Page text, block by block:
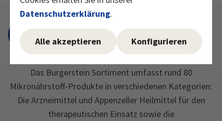
Datenschutzerklärung.
Alle akzeptieren Konfigurieren
Das Burgerstein Sortiment umfasst rund 80
Mikronährstoff-Produkte in verschiedenen Kategorien:
Die Arzneimittel und Appenzeller Heilmittel für den
therapeutischen Einsatz sowie die